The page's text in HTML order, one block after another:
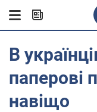
В
паперові
навіщо